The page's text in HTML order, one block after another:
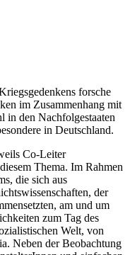
forsche
im Zusammenhang mit
in den Nachfolgestaaten
in Deutschland.
Co-Leiter
Thema. Im Rahmen
die sich aus
der
am und um
zum Tag des
Welt, von
Neben der Beobachtung